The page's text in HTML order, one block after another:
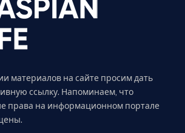
материалов на сайте просим дать
ссылку. Напоминаем, что
права на информационном портале